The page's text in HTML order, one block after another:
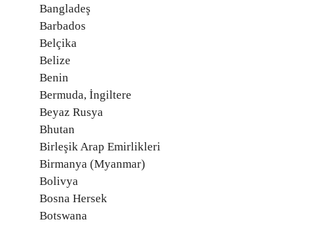
Bangladeş
Barbados
Belçika
Belize
Benin
Bermuda, İngiltere
Beyaz Rusya
Bhutan
Birleşik Arap Emirlikleri
Birmanya (Myanmar)
Bolivya
Bosna Hersek
Botswana